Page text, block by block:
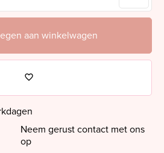
aan winkelwagen
Neem gerust contact met ons
op